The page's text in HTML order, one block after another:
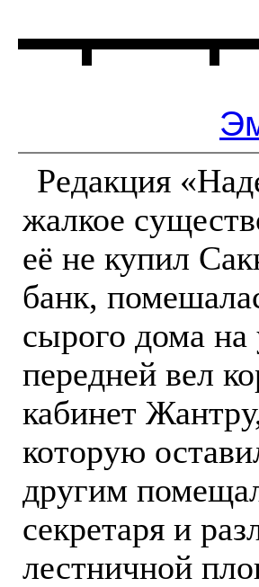
Редакция
жалкое
её не купил
банк,
сырого дома
передней вел
кабинет
которую
другим
секретаря и
лестничной